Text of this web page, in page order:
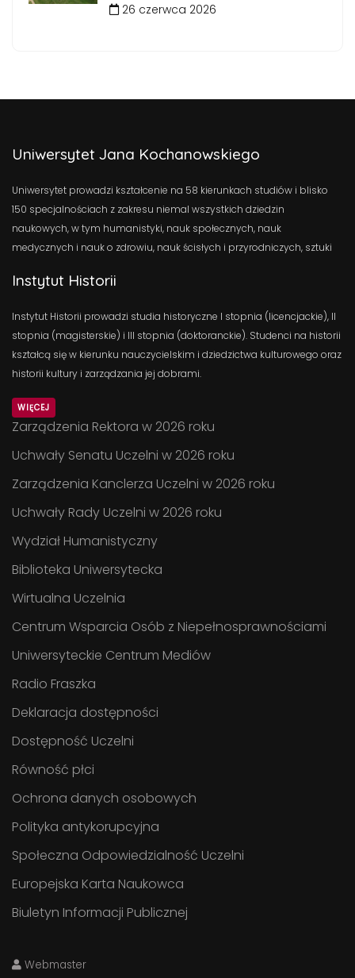
26 czerwca 2026
Uniwersytet Jana Kochanowskiego
Uniwersytet prowadzi kształcenie na 58 kierunkach studiów i blisko
150 specjalnościach z zakresu niemal wszystkich dziedzin
naukowych, w tym humanistyki, nauk społecznych, nauk
medycznych i nauk o zdrowiu, nauk ścisłych i przyrodniczych, sztuki
Instytut Historii
Instytut Historii prowadzi studia historyczne I stopnia (licencjackie), II
stopnia (magisterskie) i III stopnia (doktoranckie). Studenci na historii
kształcą się w kierunku nauczycielskim i dziedzictwa kulturowego oraz
historii kultury i zarządzania jej dobrami.
WIĘCEJ
Zarządzenia Rektora w 2026 roku
Uchwały Senatu Uczelni w 2026 roku
Zarządzenia Kanclerza Uczelni w 2026 roku
Uchwały Rady Uczelni w 2026 roku
Wydział Humanistyczny
Biblioteka Uniwersytecka
Wirtualna Uczelnia
Centrum Wsparcia Osób z Niepełnosprawnościami
Uniwersyteckie Centrum Mediów
Radio Fraszka
Deklaracja dostępności
Dostępność Uczelni
Równość płci
Ochrona danych osobowych
Polityka antykorupcyjna
Społeczna Odpowiedzialność Uczelni
Europejska Karta Naukowca
Biuletyn Informacji Publicznej
Webmaster